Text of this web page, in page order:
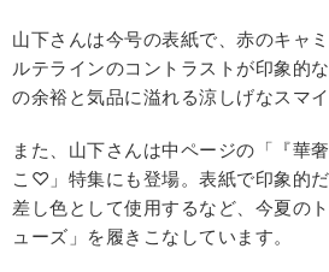
山下さんは今号の表紙で、赤のキャ
ルテラインのコントラストが印象的
の余裕と気品に溢れる涼しげなスマ
また、山下さんは中ページの「『華
こ♡」特集にも登場。表紙で印象的
差し色として使用するなど、今夏の
ューズ」を履きこなしています。